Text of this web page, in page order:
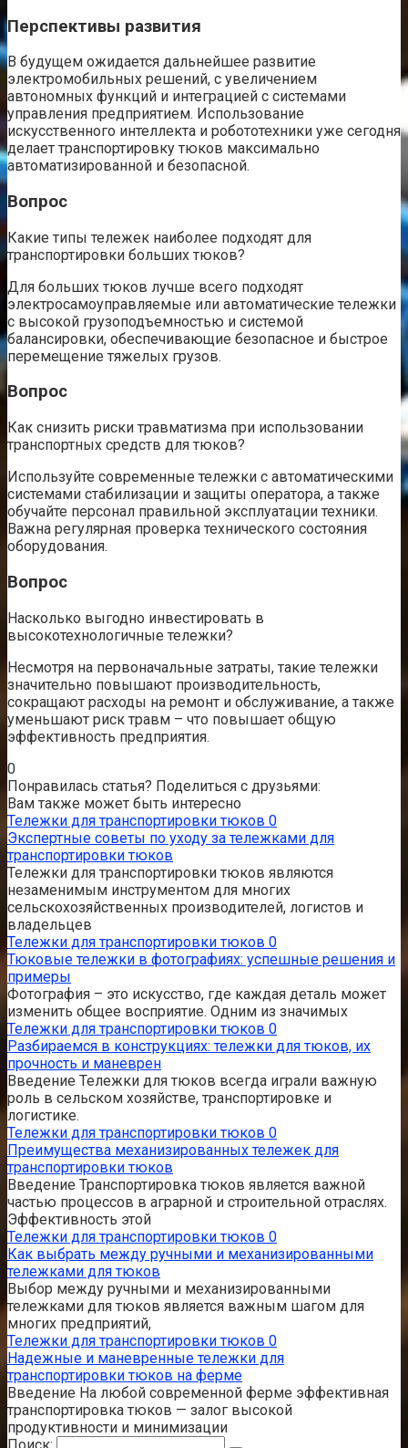
Перспективы развития
В будущем ожидается дальнейшее развитие
электромобильных решений, с увеличением
автономных функций и интеграцией с системами
управления предприятием. Использование
искусственного интеллекта и робототехники уже сегодня
делает транспортировку тюков максимально
автоматизированной и безопасной.
Вопрос
Какие типы тележек наиболее подходят для
транспортировки больших тюков?
Для больших тюков лучше всего подходят
электросамоуправляемые или автоматические тележки
с высокой грузоподъемностью и системой
балансировки, обеспечивающие безопасное и быстрое
перемещение тяжелых грузов.
Вопрос
Как снизить риски травматизма при использовании
транспортных средств для тюков?
Используйте современные тележки с автоматическими
системами стабилизации и защиты оператора, а также
обучайте персонал правильной эксплуатации техники.
Важна регулярная проверка технического состояния
оборудования.
Вопрос
Насколько выгодно инвестировать в
высокотехнологичные тележки?
Несмотря на первоначальные затраты, такие тележки
значительно повышают производительность,
сокращают расходы на ремонт и обслуживание, а также
уменьшают риск травм – что повышает общую
эффективность предприятия.
0
Понравилась статья? Поделиться с друзьями:
Вам также может быть интересно
Тележки для транспортировки тюков 0
Экспертные советы по уходу за тележками для
транспортировки тюков
Тележки для транспортировки тюков являются
незаменимым инструментом для многих
сельскохозяйственных производителей, логистов и
владельцев
Тележки для транспортировки тюков 0
Тюковые тележки в фотографиях: успешные решения и
примеры
Фотография – это искусство, где каждая деталь может
изменить общее восприятие. Одним из значимых
Тележки для транспортировки тюков 0
Разбираемся в конструкциях: тележки для тюков, их
прочность и маневрен
Введение Тележки для тюков всегда играли важную
роль в сельском хозяйстве, транспортировке и
логистике.
Тележки для транспортировки тюков 0
Преимущества механизированных тележек для
транспортировки тюков
Введение Транспортировка тюков является важной
частью процессов в аграрной и строительной отраслях.
Эффективность этой
Тележки для транспортировки тюков 0
Как выбрать между ручными и механизированными
тележками для тюков
Выбор между ручными и механизированными
тележками для тюков является важным шагом для
многих предприятий,
Тележки для транспортировки тюков 0
Надежные и маневренные тележки для
транспортировки тюков на ферме
Введение На любой современной ферме эффективная
транспортировка тюков — залог высокой
продуктивности и минимизации
Поиск: